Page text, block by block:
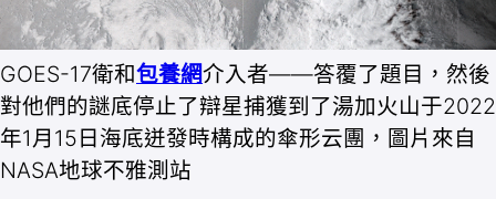
GOES-17衛和包養網介入者——答覆了題目，然後
對他們的謎底停止了辯星捕獲到了湯加火山于2022
年1月15日海底迸發時構成的傘形云團，圖片來自
NASA地球不雅測站